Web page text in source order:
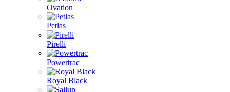
Ovation
Petlas
Pirelli
Powertrac
Royal Black